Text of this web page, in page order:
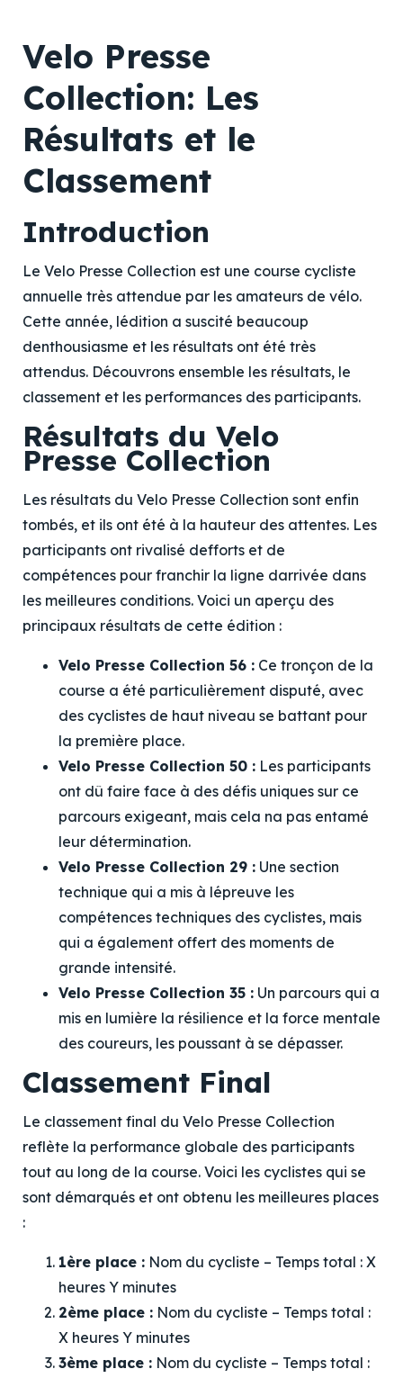
Velo Presse
Collection: Les
Résultats et le
Classement
Introduction
Le Velo Presse Collection est une course cycliste
annuelle très attendue par les amateurs de vélo.
Cette année, lédition a suscité beaucoup
denthousiasme et les résultats ont été très
attendus. Découvrons ensemble les résultats, le
classement et les performances des participants.
Résultats du Velo
Presse Collection
Les résultats du Velo Presse Collection sont enfin
tombés, et ils ont été à la hauteur des attentes. Les
participants ont rivalisé defforts et de
compétences pour franchir la ligne darrivée dans
les meilleures conditions. Voici un aperçu des
principaux résultats de cette édition :
Velo Presse Collection 56 : Ce tronçon de la
course a été particulièrement disputé, avec
des cyclistes de haut niveau se battant pour
la première place.
Velo Presse Collection 50 : Les participants
ont dû faire face à des défis uniques sur ce
parcours exigeant, mais cela na pas entamé
leur détermination.
Velo Presse Collection 29 : Une section
technique qui a mis à lépreuve les
compétences techniques des cyclistes, mais
qui a également offert des moments de
grande intensité.
Velo Presse Collection 35 : Un parcours qui a
mis en lumière la résilience et la force mentale
des coureurs, les poussant à se dépasser.
Classement Final
Le classement final du Velo Presse Collection
reflète la performance globale des participants
tout au long de la course. Voici les cyclistes qui se
sont démarqués et ont obtenu les meilleures places
:
1ère place : Nom du cycliste – Temps total : X
heures Y minutes
2ème place : Nom du cycliste – Temps total :
X heures Y minutes
3ème place : Nom du cycliste – Temps total :